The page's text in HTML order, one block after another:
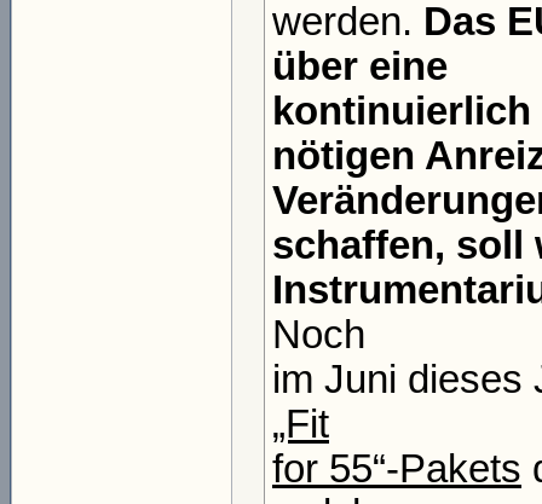
werden. Das
über eine
nötigen
schaffen, soll
Noch
im Juni dieses
„Fit
for 55“-Pakets